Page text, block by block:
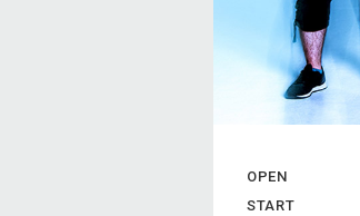
OPEN
START